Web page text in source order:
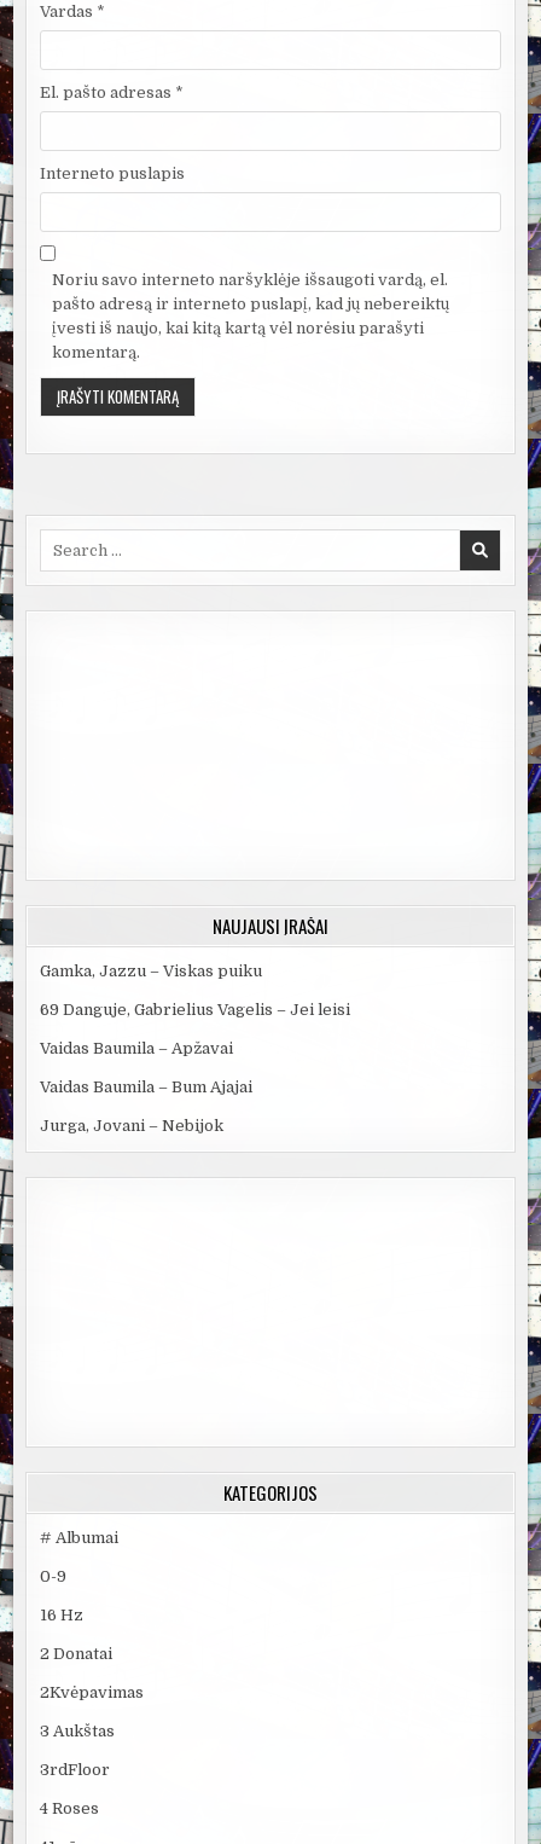
Vardas *
El. pašto adresas *
Interneto puslapis
Noriu savo interneto naršyklėje išsaugoti vardą, el.
pašto adresą ir interneto puslapį, kad jų nebereiktų
įvesti iš naujo, kai kitą kartą vėl norėsiu parašyti
komentarą.
NAUJAUSI ĮRAŠAI
Gamka, Jazzu – Viskas puiku
69 Danguje, Gabrielius Vagelis – Jei leisi
Vaidas Baumila – Apžavai
Vaidas Baumila – Bum Ajajai
Jurga, Jovani – Nebijok
KATEGORIJOS
# Albumai
0-9
16 Hz
2 Donatai
2Kvėpavimas
3 Aukštas
3rdFloor
4 Roses